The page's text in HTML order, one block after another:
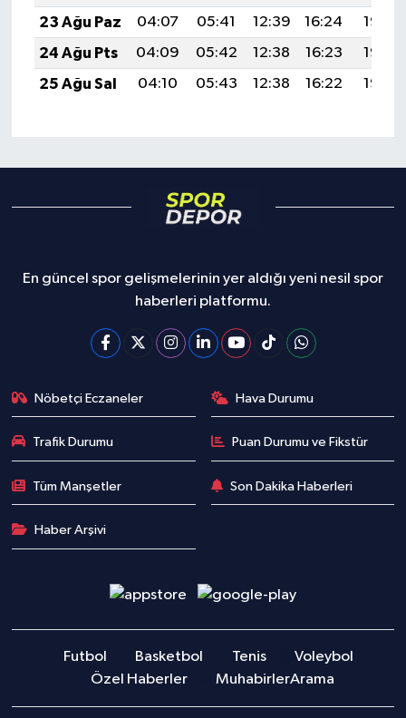
23 Ağu Paz
04:07 05:41 12:39 16:24
19:26
24 Ağu Pts
04:09 05:42 12:38 16:23
19:25
25 Ağu Sal
04:10 05:43 12:38 16:22 19:23
En güncel spor gelişmelerinin yer aldığı yeni nesil spor
haberleri platformu.
Nöbetçi Eczaneler Hava Durumu
Trafik Durumu Puan Durumu ve Fikstür
Tüm Manşetler Son Dakika Haberleri
Haber Arşivi
Futbol Basketbol Tenis
Voleybol
Özel Haberler
MuhabirlerArama